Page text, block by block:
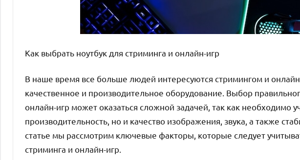
Как выбрать ноутбук для стриминга и онлайн-игр
В наше время все больше людей интересуются стримингом и
качественное и производительное оборудование. Выбор
онлайн-игр может оказаться сложной задачей, так как необходимо
производительность, но и качество изображения, звука, а также
статье мы рассмотрим ключевые факторы, которые следует
стриминга и онлайн-игр.